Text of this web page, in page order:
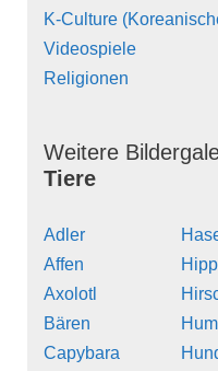
K-Culture
Videospiele
Religionen
Weitere
Tiere
Adler
Affen
Axolotl
Bären
Capybara